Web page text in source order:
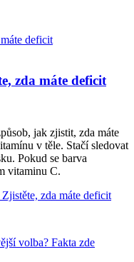
zda máte deficit
jak zjistit, zda máte
v těle. Stačí sledovat
Pokud se barva
vitaminu C.
zda máte deficit